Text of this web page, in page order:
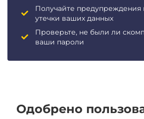
Получайте предупреждения
утечки ваших данных
Проверьте, не были ли
ваши пароли
Одобрено